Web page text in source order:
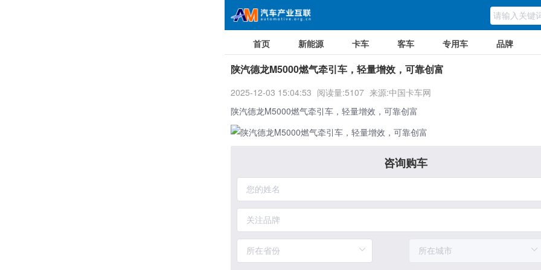
首页 新能源 卡车 客车 专用车 品牌
陕汽德龙M5000燃气牵引车，轻量增效，可靠创富
2025-12-03 15:04:53 阅读量:5107 来源:中国卡车网
陕汽德龙M5000燃气牵引车，轻量增效，可靠创富
咨询购车